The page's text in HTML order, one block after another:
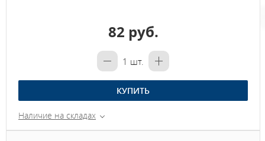
82 руб.
1 шт.
КУПИТЬ
Наличие на складах